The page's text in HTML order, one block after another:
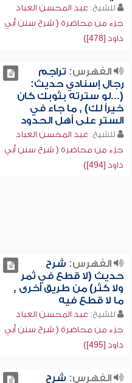
للشيخ: عبد المحسن العباد
جزء من محاضرة ( شرح سنن أبي
داود [478])
الفهرس: تراجم
رجال إسنادي حديث:
(...لو سترته بثوبك كان
خيراً لك) , ما جاء في
الستر على أهل الحدود
للشيخ: عبد المحسن العباد
جزء من محاضرة ( شرح سنن أبي
داود [494])
الفهرس: شرح
حديث (لا قطع في ثمر
ولا كثر) من طريق أخرى ,
ما لا قطع فيه
للشيخ: عبد المحسن العباد
جزء من محاضرة ( شرح سنن أبي
داود [495])
الفهرس: شرح